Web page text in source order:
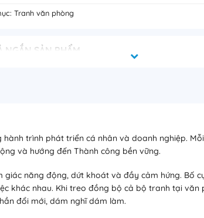
Tranh văn phòng
NGẮN SẢN PHẨM
trình phát triển cá nhân và doanh nghiệp.
và hướng đến Thành công bền vững.
năng động, dứt khoát và đầy cảm hứng. Bố
khác nhau. Khi treo đồng bộ cả bộ tranh tại văn
đổi mới, dám nghĩ dám làm.